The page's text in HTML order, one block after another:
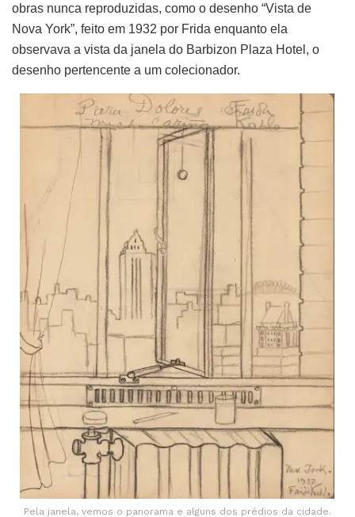
obras nunca reproduzidas, como o desenho “Vista de
Nova York”, feito em 1932 por Frida enquanto ela
observava a vista da janela do Barbizon Plaza Hotel, o
desenho pertencente a um colecionador.
Pela janela, vemos o panorama e alguns dos prédios da cidade.